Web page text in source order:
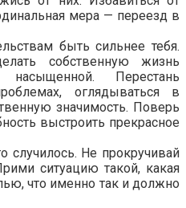
мера — переезд в
быть сильнее тебя.
собственную жизнь
насыщенной. Перестань
оглядываться в
значимость. Поверь
выстроить прекрасное
случилось. Не прокручивай
ситуацию такой, какая
что именно так и должно